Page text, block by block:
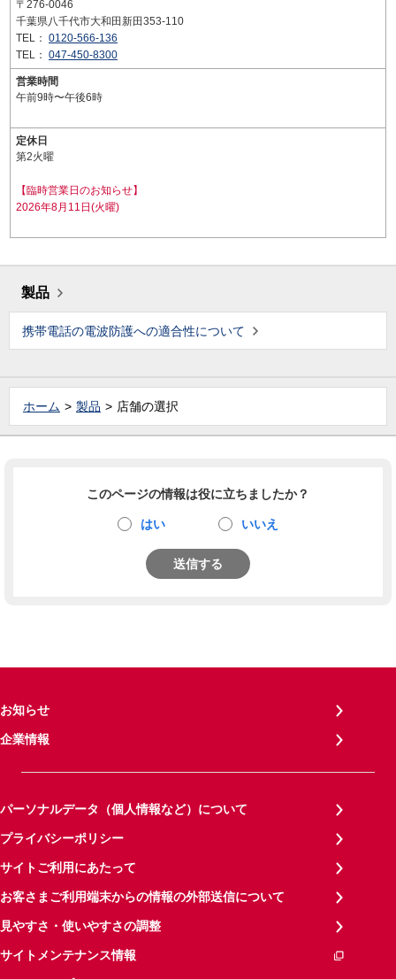
〒276-0046
千葉県八千代市大和田新田353-110
TEL： 0120-566-136
TEL： 047-450-8300
営業時間
午前9時〜午後6時
定休日
第2火曜
【臨時営業日のお知らせ】
2026年8月11日(火曜)
製品
携帯電話の電波防護への適合性について
ホーム 製品 店舗の選択
このページの情報は役に立ちましたか？
はい いいえ
送信する
お知らせ
企業情報
パーソナルデータ（個人情報など）について
プライバシーポリシー
サイトご利用にあたって
お客さまご利用端末からの情報の外部送信について
見やすさ・使いやすさの調整
サイトメンテナンス情報